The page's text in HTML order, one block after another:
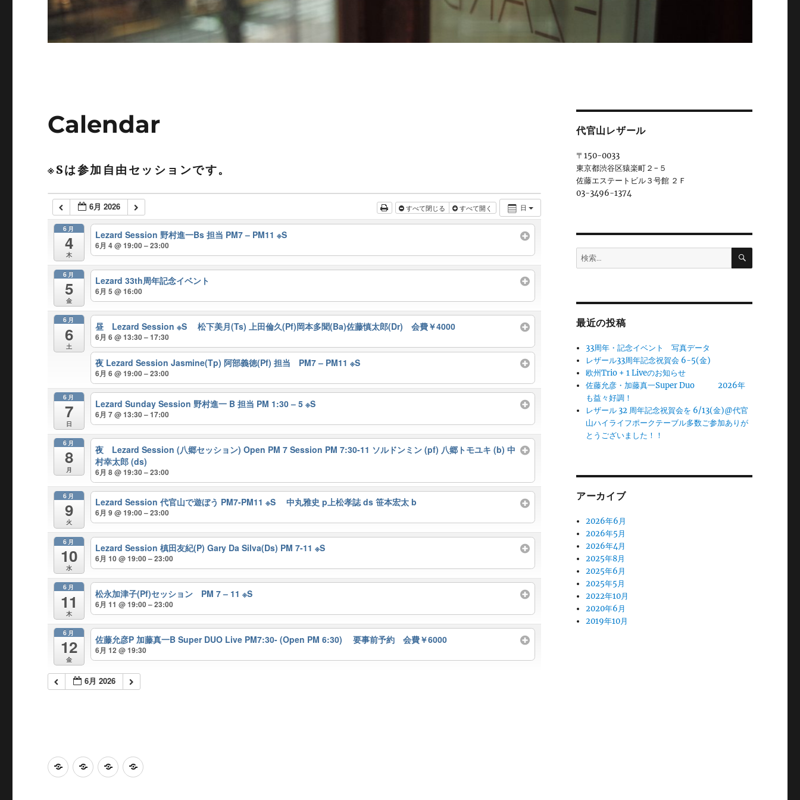
Calendar
※Sは参加自由セッションです。
日
6月 2026 すべて閉じる すべて開く
6月
4
木
Lezard Session 野村進一Bs 担当 PM7 – PM11 ※S
6月 4 @ 19:00 – 23:00
6月
5
金
Lezard 33th周年記念イベント
6月 5 @ 16:00
6月
6
土
昼 Lezard Session ※S 松下美月(Ts) 上田倫久(Pf)岡本多聞(Ba)佐藤慎太郎(Dr) 会費￥4000
6月 6 @ 13:30 – 17:30
夜 Lezard Session Jasmine(Tp) 阿部義徳(Pf) 担当 PM7 – PM11 ※S
6月 6 @ 19:00 – 23:00
6月
7
日
Lezard Sunday Session 野村進一 B 担当 PM 1:30 – 5 ※S
6月 7 @ 13:30 – 17:00
6月
8
月
夜 Lezard Session (八郷セッション) Open PM 7 Session PM 7:30-11 ソルドンミン (pf) 八郷トモユキ (b) 中
村幸太郎 (ds)
6月 8 @ 19:30 – 23:00
6月
9
火
Lezard Session 代官山で遊ぼう PM7-PM11 ※S 中丸雅史 p上松孝誌 ds 笹本宏太 b
6月 9 @ 19:00 – 23:00
6月
10
水
Lezard Session 槙田友紀(P) Gary Da Silva(Ds) PM 7-11 ※S
6月 10 @ 19:00 – 23:00
6月
11
木
松永加津子(Pf)セッション PM 7 – 11 ※S
6月 11 @ 19:00 – 23:00
6月
12
金
佐藤允彦P 加藤真一B Super DUO Live PM7:30- (Open PM 6:30) 要事前予約 会費￥6000
6月 12 @ 19:30
6月 2026
代官山レザール
〒150-0033
東京都渋谷区猿楽町２−５
佐藤エステートビル３号館 ２Ｆ
03-3496-1374
検
索:
検
最近の投稿
33周年・記念イベント 写真データ
レザール33周年記念祝賀会 6-5(金)
欧州Trio + 1 Liveのお知らせ
佐藤允彦・加藤真一Super Duo 2026年
も益々好調！
レザール 32 周年記念祝賀会を 6/13(金)@代官
山ハイライフポークテーブル多数ご参加ありが
とうございました！！
アーカイブ
2026年6月
2026年5月
2026年4月
2025年8月
2025年6月
2025年5月
2022年10月
2020年6月
2019年10月
HomeCalendar
Access感